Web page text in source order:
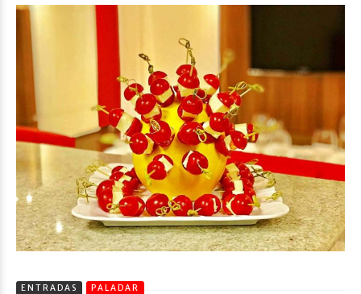
ENTRADAS PALADAR